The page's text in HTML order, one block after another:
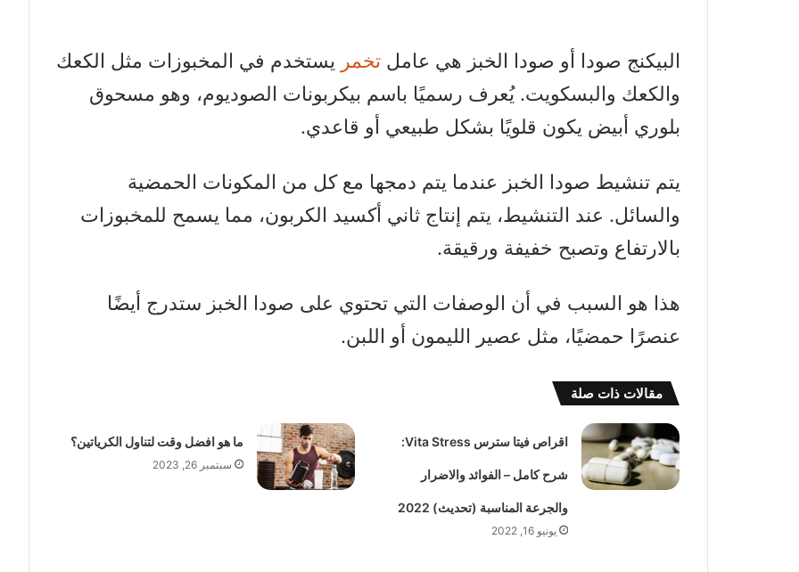
البيكنج صودا أو صودا الخبز هي عامل تخمر يستخدم في المخبوزات مثل الكعك
والكعك والبسكويت. يُعرف رسميًا باسم بيكربونات الصوديوم، وهو مسحوق
بلوري أبيض يكون قلويًا بشكل طبيعي أو قاعدي.
يتم تنشيط صودا الخبز عندما يتم دمجها مع كل من المكونات الحمضية
والسائل. عند التنشيط، يتم إنتاج ثاني أكسيد الكربون، مما يسمح للمخبوزات
بالارتفاع وتصبح خفيفة ورقيقة.
هذا هو السبب في أن الوصفات التي تحتوي على صودا الخبز ستدرج أيضًا
عنصرًا حمضيًا، مثل عصير الليمون أو اللبن.
مقالات ذات صلة
اقراص فيتا سترس Vita Stress:
شرح كامل – الفوائد والاضرار
والجرعة المناسبة (تحديث) 2022
يونيو 16, 2022
ما هو افضل وقت لتناول الكرياتين؟
سبتمبر 26, 2023